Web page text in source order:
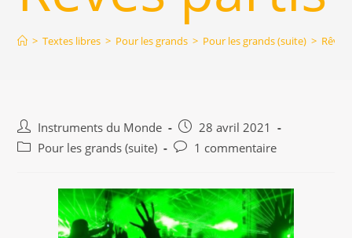
> Textes libres > Pour les grands > Pour les grands (suite) >
Auteur/autrice
de
Instruments du Monde
Publication
publiée :
28 avril 2021
PostPour les grands (suite)
Commentaires
publication :
1 commentaire